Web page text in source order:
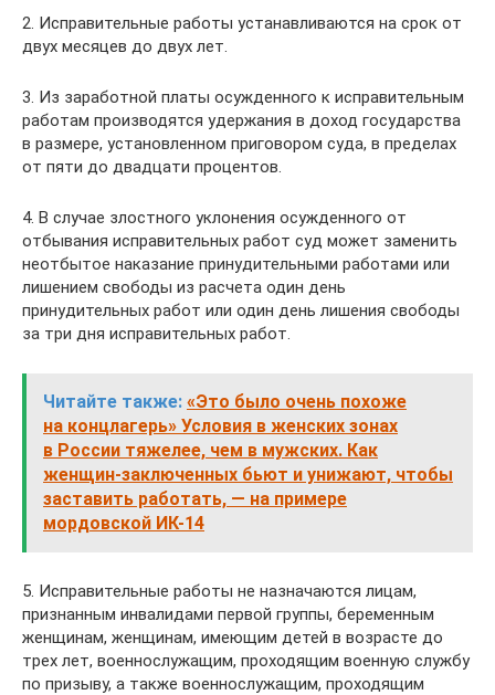
2. Исправительные работы устанавливаются на срок от
двух месяцев до двух лет.
3. Из заработной платы осужденного к исправительным
работам производятся удержания в доход государства
в размере, установленном приговором суда, в пределах
от пяти до двадцати процентов.
4. В случае злостного уклонения осужденного от
отбывания исправительных работ суд может заменить
неотбытое наказание принудительными работами или
лишением свободы из расчета один день
принудительных работ или один день лишения свободы
за три дня исправительных работ.
Читайте также: «Это было очень похоже
на концлагерь» Условия в женских зонах
в России тяжелее, чем в мужских. Как
женщин-заключенных бьют и унижают, чтобы
заставить работать, — на примере
мордовской ИК-14
5. Исправительные работы не назначаются лицам,
признанным инвалидами первой группы, беременным
женщинам, женщинам, имеющим детей в возрасте до
трех лет, военнослужащим, проходящим военную службу
по призыву, а также военнослужащим, проходящим